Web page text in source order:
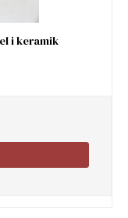
i keramik